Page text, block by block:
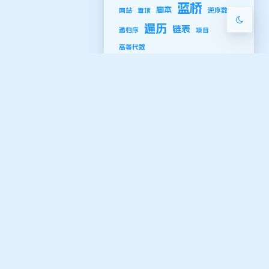
网站 置顶 脚本 蓝桥 逆序数
递归序 遍历 链表 项目
高等代数